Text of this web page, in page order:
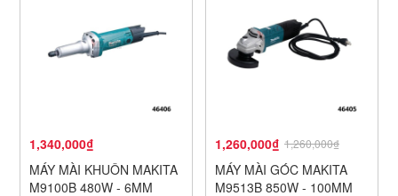
1,340,000₫
MÁY MÀI KHUÔN MAKITA
M9100B 480W - 6MM
1,260,000₫ 1,260,000₫
MÁY MÀI GÓC MAKITA
M9513B 850W - 100MM